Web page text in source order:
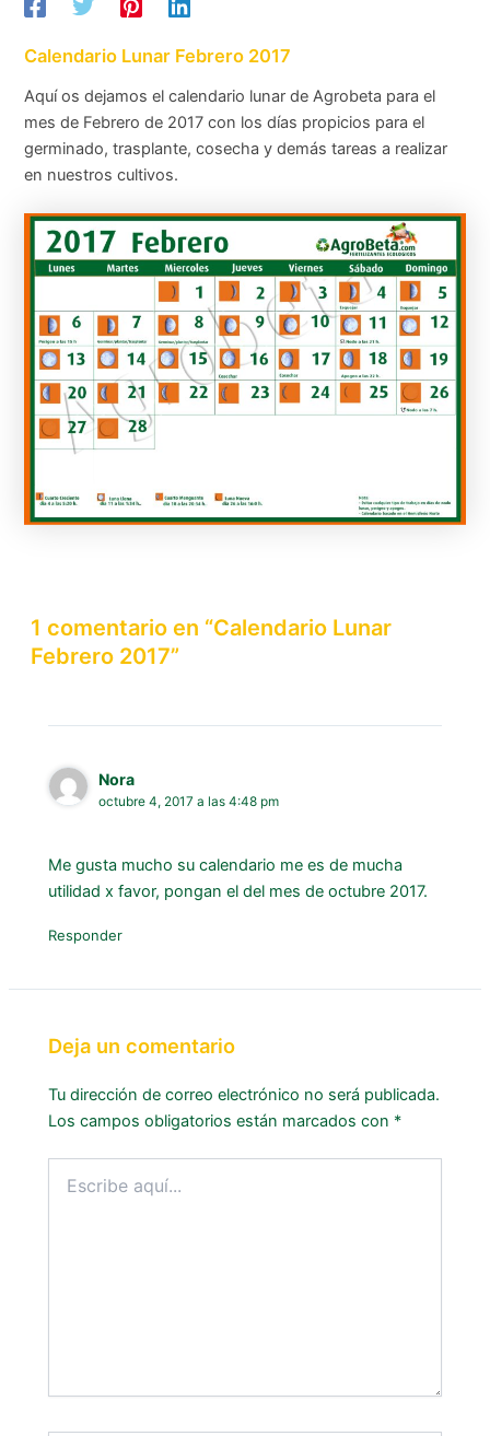
Calendario Lunar Febrero 2017
Aquí os dejamos el calendario lunar de Agrobeta para el
mes de Febrero de 2017 con los días propicios para el
germinado, trasplante, cosecha y demás tareas a realizar
en nuestros cultivos.
1 comentario en “Calendario Lunar
Febrero 2017”
Nora
octubre 4, 2017 a las 4:48 pm
Me gusta mucho su calendario me es de mucha
utilidad x favor, pongan el del mes de octubre 2017.
Responder
Deja un comentario
Tu dirección de correo electrónico no será publicada.
Los campos obligatorios están marcados con *
aquí...